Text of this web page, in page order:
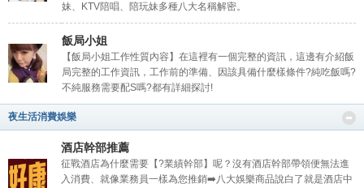
妹、KTV陪唱、陪玩妹多種八大名稱解密。
飯局小姐
【飯局小姐工作性質內容】在這裡有一個完整的資訊，這邊有介紹飯
局完整的工作資訊，工作前的準備、因該具備什麼樣條件?純吃飯嗎?
不純服務需要配S嗎?都有詳細探討!
夜生活消費娛樂
酒店幹部推薦
征戰酒店為什麼需要【?業績幹部】呢？沒有酒店幹部帶領便無法進
入消費、就像業務員一樣為您推銷➡️八大娛樂商品說白了就是酒店中